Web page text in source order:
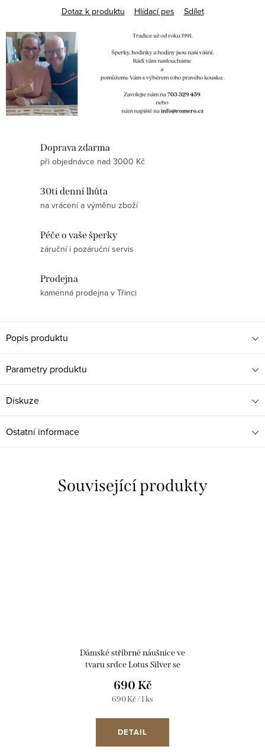
Dotaz k produktu
Hlídací pes Sdílet
Doprava zdarma
při objednávce nad 3000 Kč
30ti denní lhůta
na vrácení a výměnu zboží
Péče o vaše šperky
záruční i pozáruční servis
Prodejna
kamenná prodejna v Třinci
Popis produktu
Parametry produktu
Diskuze
Ostatní informace
Související produkty
Dámské stříbrné náušnice ve
tvaru srdce Lotus Silver se
690 Kč
Měrná
690 Kč / 1 ks
DETAIL